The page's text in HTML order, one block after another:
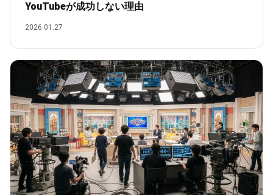
YouTubeが成功しない理由
2026.01.27